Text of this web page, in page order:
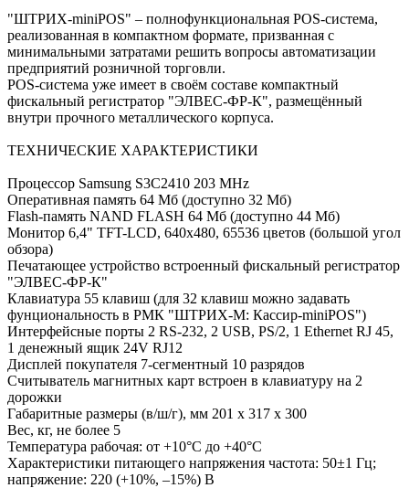
"ШТРИХ-miniPOS" – полнофункциональная POS-система,
реализованная в компактном формате, призванная с
минимальными затратами решить вопросы автоматизации
предприятий розничной торговли.
POS-система уже имеет в своём составе компактный
фискальный регистратор "ЭЛВЕС-ФР-К", размещённый
внутри прочного металлического корпуса.
ТЕХНИЧЕСКИЕ ХАРАКТЕРИСТИКИ
Процессор Samsung S3C2410 203 MHz
Оперативная память 64 Мб (доступно 32 Мб)
Flash-память NAND FLASH 64 Мб (доступно 44 Мб)
Монитор 6,4" TFT-LCD, 640x480, 65536 цветов (большой угол
обзора)
Печатающее устройство встроенный фискальный регистратор
"ЭЛВЕС-ФР-К"
Клавиатура 55 клавиш (для 32 клавиш можно задавать
фунциональность в РМК "ШТРИХ-М: Кассир-miniPOS")
Интерфейсные порты 2 RS-232, 2 USB, PS/2, 1 Ethernet RJ 45,
1 денежный ящик 24V RJ12
Дисплей покупателя 7-сегментный 10 разрядов
Считыватель магнитных карт встроен в клавиатуру на 2
дорожки
Габаритные размеры (в/ш/г), мм 201 x 317 x 300
Вес, кг, не более 5
Температура рабочая: от +10°C до +40°C
Характеристики питающего напряжения частота: 50±1 Гц;
напряжение: 220 (+10%, –15%) В